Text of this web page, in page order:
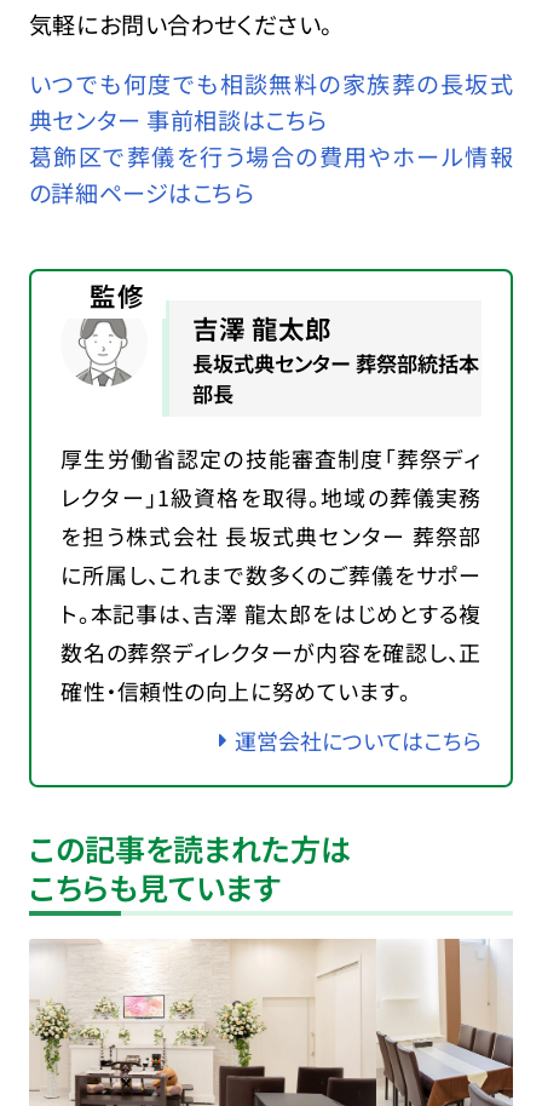
気軽にお問い合わせください。
いつでも何度でも相談無料の家族葬の長坂式
典センター 事前相談はこちら
葛飾区で葬儀を行う場合の費用やホール情報
の詳細ページはこちら
監修
吉澤 龍太郎
長坂式典センター 葬祭部統括本
部長
厚生労働省認定の技能審査制度「葬祭ディ
レクター」1級資格を取得。地域の葬儀実務
を担う株式会社 長坂式典センター 葬祭部
に所属し、これまで数多くのご葬儀をサポー
ト。本記事は、吉澤 龍太郎をはじめとする複
数名の葬祭ディレクターが内容を確認し、正
確性・信頼性の向上に努めています。
運営会社についてはこちら
この記事を読まれた方は
こちらも見ています